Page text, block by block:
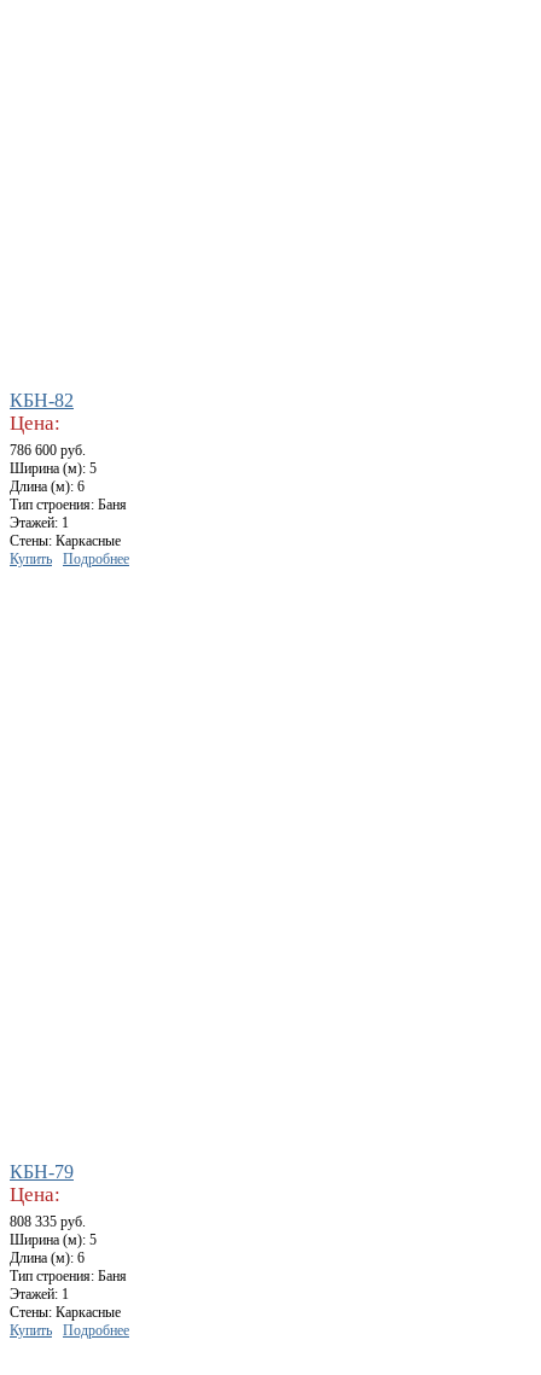
КБН-82
Цена:
786 600 руб.
Ширина (м): 5
Длина (м): 6
Тип строения: Баня
Этажей: 1
Стены: Каркасные
Купить
Подробнее
КБН-79
Цена:
808 335 руб.
Ширина (м): 5
Длина (м): 6
Тип строения: Баня
Этажей: 1
Стены: Каркасные
Купить
Подробнее